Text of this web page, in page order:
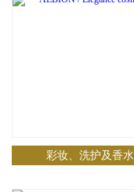
彩妆、洗护及香水